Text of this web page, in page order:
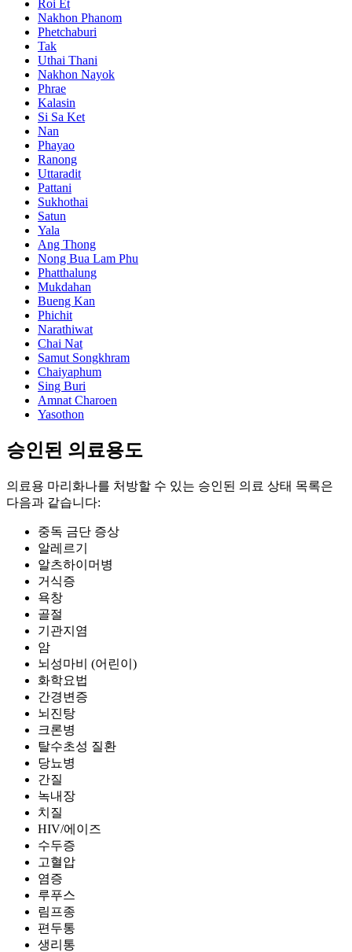
Roi Et
Nakhon Phanom
Phetchaburi
Tak
Uthai Thani
Nakhon Nayok
Phrae
Kalasin
Si Sa Ket
Nan
Phayao
Ranong
Uttaradit
Pattani
Sukhothai
Satun
Yala
Ang Thong
Nong Bua Lam Phu
Phatthalung
Mukdahan
Bueng Kan
Phichit
Narathiwat
Chai Nat
Samut Songkhram
Chaiyaphum
Sing Buri
Amnat Charoen
Yasothon
승인된 의료용도
의료용 마리화나를 처방할 수 있는 승인된 의료 상태 목록은
다음과 같습니다:
중독 금단 증상
알레르기
알츠하이머병
거식증
욕창
골절
기관지염
암
뇌성마비 (어린이)
화학요법
간경변증
뇌진탕
크론병
탈수초성 질환
당뇨병
간질
녹내장
치질
HIV/에이즈
수두증
고혈압
염증
루푸스
림프종
편두통
생리통